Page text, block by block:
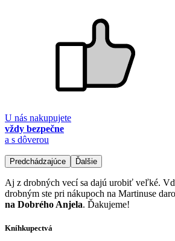
U nás nakupujete
vždy bezpečne
a s dôverou
Predchádzajúce Ďalšie
Aj z drobných vecí sa dajú urobiť veľké.
drobným ste pri nákupoch na Martinuse
na Dobrého Anjela. Ďakujeme!
Kníhkupectvá